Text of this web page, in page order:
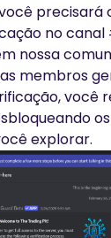
precisará
no
nossa
membros
você
explorar.